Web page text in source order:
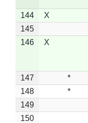
144 X
145
146
X
147 *
148
*
149
150